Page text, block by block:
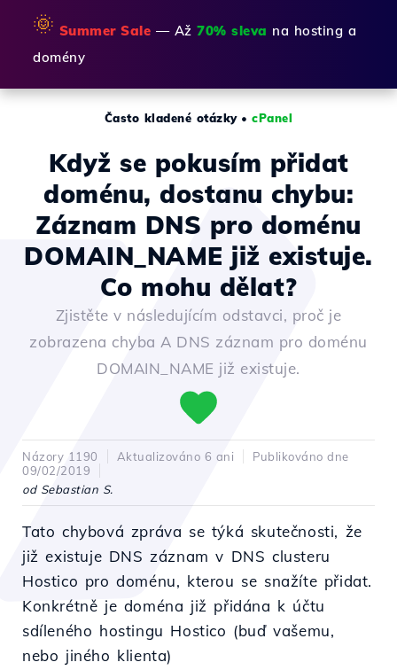
🌞 Summer Sale — Až 70% sleva na hosting a
domény
Často kladené otázky•cPanel
Když se pokusím přidat
doménu, dostanu chybu:
Záznam DNS pro doménu
DOMAIN_NAME již existuje.
Co mohu dělat?
Zjistěte v následujícím odstavci, proč je
zobrazena chyba A DNS záznam pro doménu
DOMAIN_NAME již existuje.
Názory 1190 Aktualizováno 6 ani
Publikováno dne
09/02/2019
od Sebastian S.
Tato chybová zpráva se týká skutečnosti, že
již existuje DNS záznam v DNS clusteru
Hostico pro doménu, kterou se snažíte přidat.
Konkrétně je doména již přidána k účtu
sdíleného hostingu Hostico (buď vašemu,
nebo jiného klienta)